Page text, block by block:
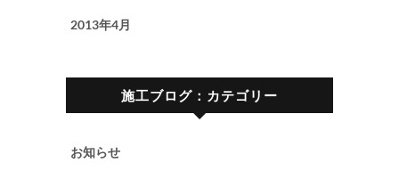
2013年4月
施工ブログ：カテゴリー
お知らせ